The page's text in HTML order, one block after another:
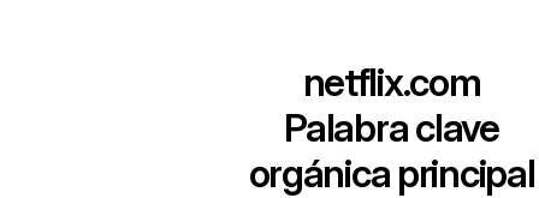
netflix.com
Palabra clave
orgánica principal